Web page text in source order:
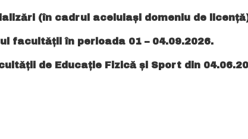
(în cadrul aceluiași domeniu de
facultății în perioada 01 – 04.09.2026.
de Educaţie Fizică şi Sport din